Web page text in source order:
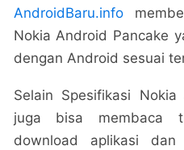
AndroidBaru.info
Nokia Android Pancake
dengan Android sesuai
Selain Spesifikasi
juga bisa membaca
download aplikasi